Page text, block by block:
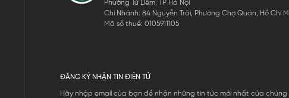
Phường Từ Liêm, TP Hà Nội
Chi Nhánh: 84 Nguyễn Trãi, Phường Chợ Quán, Hồ Chí
Mã số thuế: 0105911105
ĐĂNG KÝ NHẬN TIN ĐIỆN TỬ
Hãy nhập email của bạn để nhận những tin tức mới nhất của chúng